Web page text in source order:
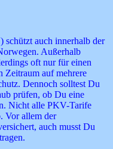
auch innerhalb der
Außerhalb
oft nur für einen
Zeitraum auf mehrere
Dennoch solltest Du
prüfen, ob Du eine
Nicht alle PKV-Tarife
Vor allem der
auch musst Du